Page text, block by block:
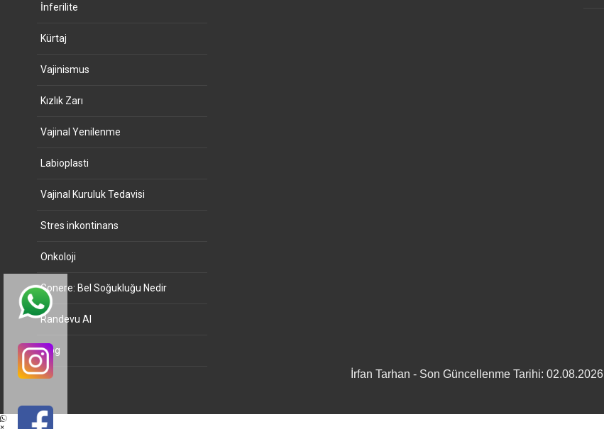
İnferilite
Kürtaj
Vajinismus
Kızlık Zarı
Vajinal Yenilenme
Labioplasti
Vajinal Kuruluk Tedavisi
Stres inkontinans
Onkoloji
Gonere: Bel Soğukluğu Nedir
Randevu Al
Blog
İrfan Tarhan - Son Güncellenme Tarihi: 02.08.2026
×